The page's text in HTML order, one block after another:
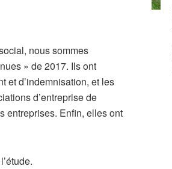
nous sommes
» de 2017. Ils ont
et d’indemnisation, et les
d’entreprise de
entreprises. Enfin, elles ont